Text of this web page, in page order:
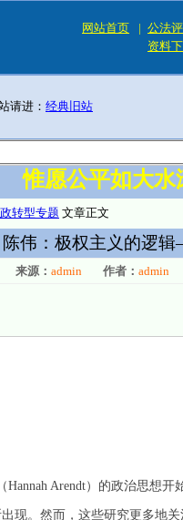
网站首页 | 公法
资料
请进： 经典旧站
惟愿公平如大
转型专题 文章正文
陈伟：极权主义的逻
来源： admin 作者： admin
Arendt）的政治思想
现。然而，这些研究更多地